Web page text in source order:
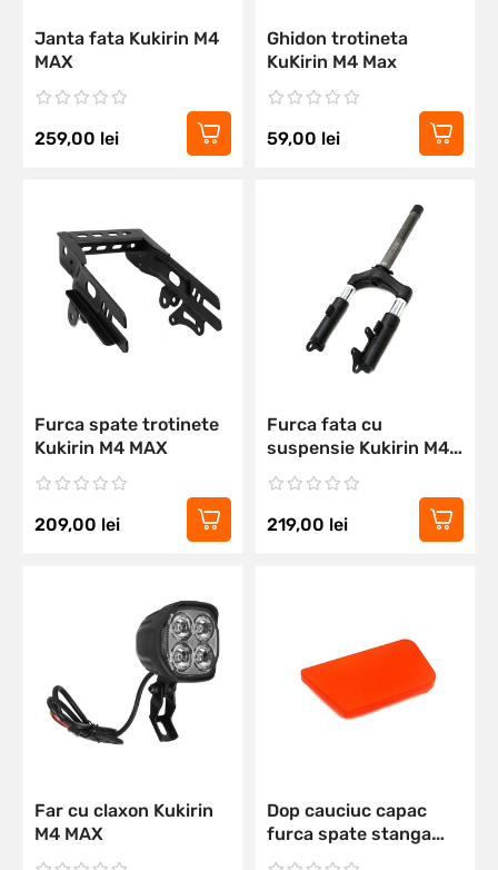
Janta fata Kukirin M4
MAX
259,00 lei
Ghidon trotineta
KuKirin M4 Max
59,00 lei
Furca spate trotinete
Kukirin M4 MAX
209,00 lei
Furca fata cu
suspensie Kukirin M4
MAX
219,00 lei
Far cu claxon Kukirin
M4 MAX
Dop cauciuc capac
furca spate stanga
Kukirin M4 MAX